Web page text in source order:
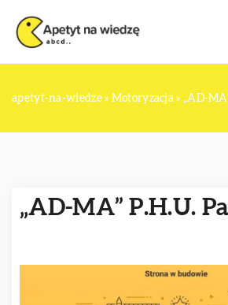
apetyt-na-wiedze» Motoryzacja » „AD-
„AD-MA” P.H.U.